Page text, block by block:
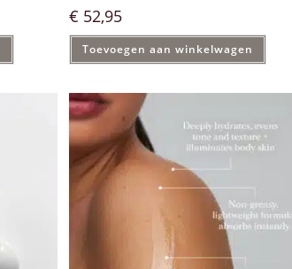
€ 52,95
Toevoegen aan winkelwagen